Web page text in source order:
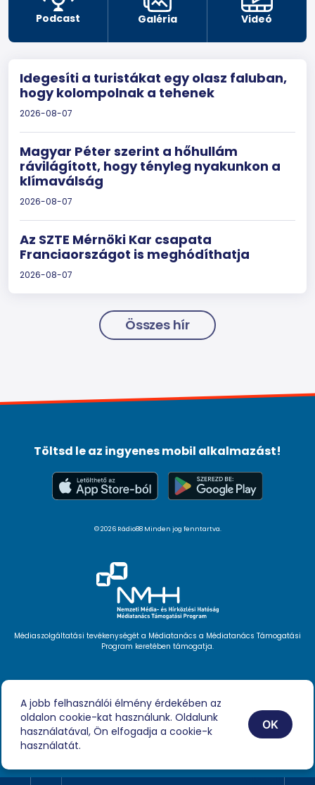
Podcast Galéria Videó
Idegesíti a turistákat egy olasz faluban,
hogy kolompolnak a tehenek
2026-08-07
Magyar Péter szerint a hőhullám
rávilágított, hogy tényleg nyakunkon a
klímaválság
2026-08-07
Az SZTE Mérnöki Kar csapata
Franciaországot is meghódíthatja
2026-08-07
Összes hír
Videóink
Podcast
Híreink
Impresszum
Töltsd le az ingyenes mobil alkalmazást!
© 2026 Rádio88 Minden jog fenntartva.
Médiaszolgáltatási tevékenységét a Médiatanács a Médiatanács Támogatási
Program keretében támogatja.
A jobb felhasználói élmény érdekében az
oldalon cookie-kat használunk. Oldalunk
használatával, Ön elfogadja a cookie-k
használatát.
OK